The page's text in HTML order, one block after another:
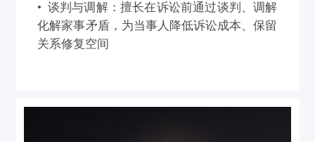
• 谈判与调解：擅长在诉讼前通过谈判、调解
化解家事矛盾，为当事人降低诉讼成本、保留
关系修复空间